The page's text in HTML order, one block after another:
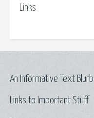
Links
Links to Important Stuff
An Informative Text Blurb